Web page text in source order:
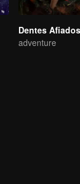
Dentes Afiados
adventure